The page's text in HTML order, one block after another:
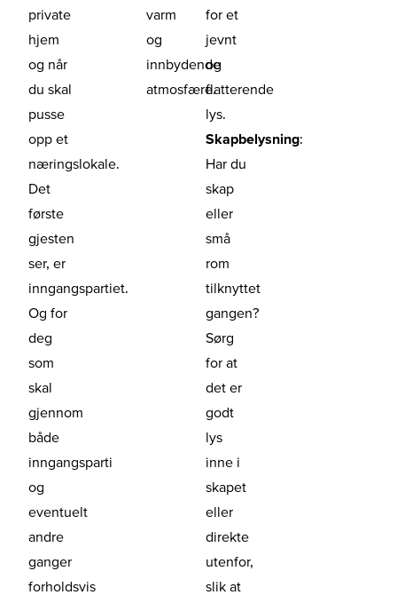
private
hjem
og når
du skal
pusse
opp et
næringslokale.
Det
første
gjesten
ser, er
inngangspartiet.
Og for
deg
som
skal
gjennom
både
inngangsparti
og
eventuelt
andre
ganger
forholdsvis
varm
og
innbydende
atmosfære.
for et
jevnt
og
flatterende
lys.
Skapbelysning:
Har du
skap
eller
små
rom
tilknyttet
gangen?
Sørg
for at
det er
godt
lys
inne i
skapet
eller
direkte
utenfor,
slik at